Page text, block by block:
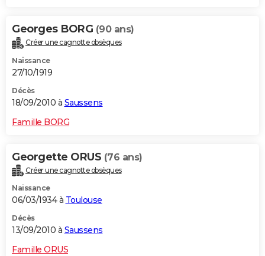
Georges BORG (90 ans)
Créer une cagnotte obsèques
Naissance
27/10/1919
Décès
18/09/2010 à Saussens
Famille BORG
Georgette ORUS (76 ans)
Créer une cagnotte obsèques
Naissance
06/03/1934 à Toulouse
Décès
13/09/2010 à Saussens
Famille ORUS